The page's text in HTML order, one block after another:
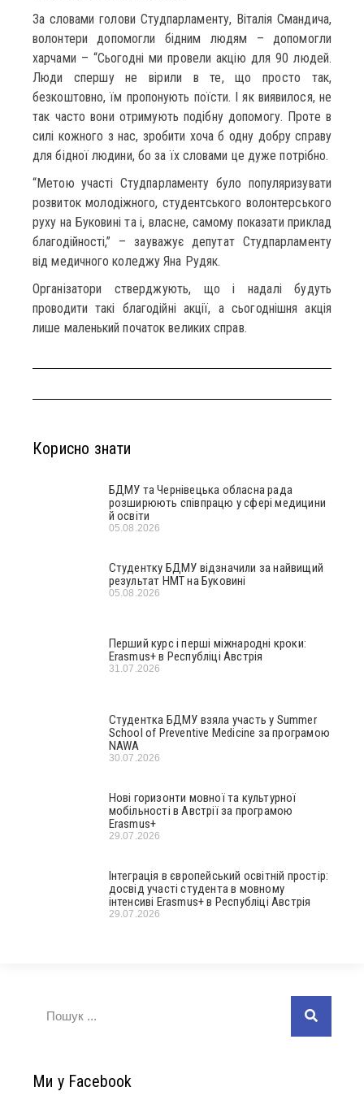
За словами голови Студпарламенту, Віталія Смандича,
волонтери допомогли бідним людям – допомогли
харчами – “Сьогодні ми провели акцію для 90 людей.
Люди спершу не вірили в те, що просто так,
безкоштовно, їм пропонують поїсти. І як виявилося, не
так часто вони отримують подібну допомогу. Проте в
силі кожного з нас, зробити хоча б одну добру справу
для бідної людини, бо за їх словами це дуже потрібно.
“Метою участі Студпарламенту було популяризувати
розвиток молодіжного, студентського волонтерського
руху на Буковині та і, власне, самому показати приклад
благодійності,” – зауважує депутат Студпарламенту
від медичного коледжу Яна Рудяк.
Організатори стверджують, що і надалі будуть
проводити такі благодійні акції, а сьогоднішня акція
лише маленький початок великих справ.
Корисно знати
БДМУ та Чернівецька обласна рада
розширюють співпрацю у сфері медицини
й освіти
05.08.2026
Студентку БДМУ відзначили за найвищий
результат НМТ на Буковині
05.08.2026
Перший курс і перші міжнародні кроки:
Erasmus+ в Республіці Австрія
31.07.2026
Студентка БДМУ взяла участь у Summer
School of Preventive Medicine за програмою
NAWA
30.07.2026
Нові горизонти мовної та культурної
мобільності в Австрії за програмою
Erasmus+
29.07.2026
Інтеграція в європейський освітній простір:
досвід участі студента в мовному
інтенсиві Erasmus+ в Республіці Австрія
29.07.2026
Ми у Facebook